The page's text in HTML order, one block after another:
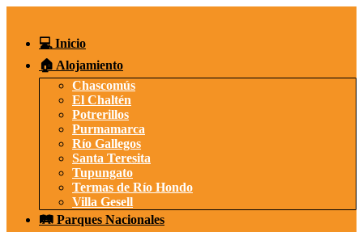
contenido💻 Inicio
🏠 Alojamiento
Chascomús
El Chaltén
Potrerillos
Purmamarca
Río Gallegos
Santa Teresita
Tupungato
Termas de Río Hondo
Villa Gesell
🛤️ Parques Nacionales